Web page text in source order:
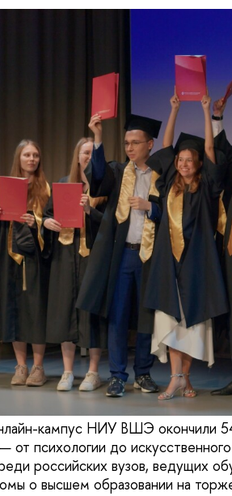
кампус НИУ ВШЭ окончили
от психологии до
российских вузов, ведущих
о высшем образовании на